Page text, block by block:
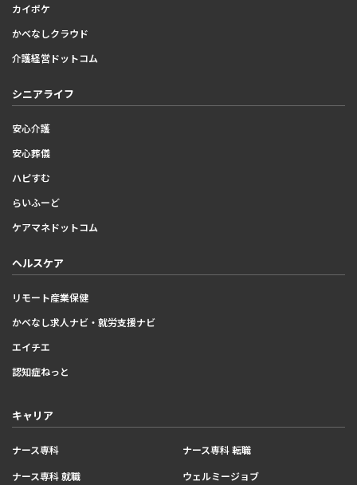
カイポケ
かべなしクラウド
介護経営ドットコム
シニアライフ
安心介護
安心葬儀
ハピすむ
らいふーど
ケアマネドットコム
ヘルスケア
リモート産業保健
かべなし求人ナビ・就労支援ナビ
エイチエ
認知症ねっと
キャリア
ナース専科
ナース専科 転職
ナース専科 就職
ウェルミージョブ